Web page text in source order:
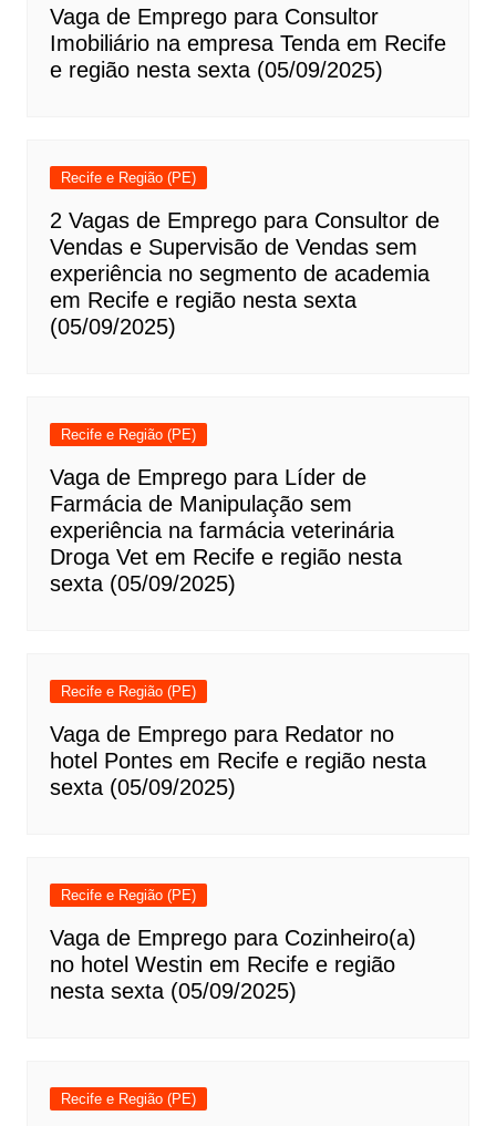
Vaga de Emprego para Consultor
Imobiliário na empresa Tenda em Recife
e região nesta sexta (05/09/2025)
Recife e Região (PE)
2 Vagas de Emprego para Consultor de
Vendas e Supervisão de Vendas sem
experiência no segmento de academia
em Recife e região nesta sexta
(05/09/2025)
Recife e Região (PE)
Vaga de Emprego para Líder de
Farmácia de Manipulação sem
experiência na farmácia veterinária
Droga Vet em Recife e região nesta
sexta (05/09/2025)
Recife e Região (PE)
Vaga de Emprego para Redator no
hotel Pontes em Recife e região nesta
sexta (05/09/2025)
Recife e Região (PE)
Vaga de Emprego para Cozinheiro(a)
no hotel Westin em Recife e região
nesta sexta (05/09/2025)
Recife e Região (PE)